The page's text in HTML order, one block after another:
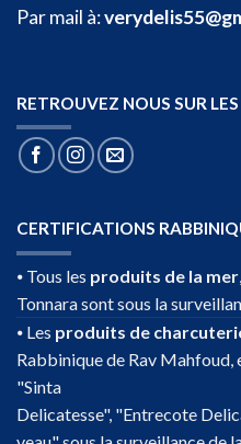
Par mail à:
RETROUVEZ NOUS SUR
CERTIFICATIONS
⦁ Tous les produits de la mer
Tonnara sont sous la
⦁ Les produits de
Rabbinique de Rav Mahfoud,
"Sinta
Delicatesse", "Entrecote